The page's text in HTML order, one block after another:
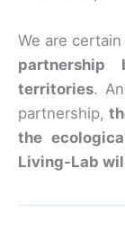
We are
partnership
territories.
partnership,
the
Living-Lab